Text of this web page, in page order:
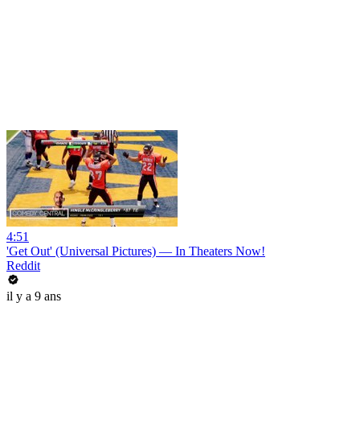
4:51
'Get Out' (Universal Pictures) — In Theaters Now!
Reddit
il y a 9 ans